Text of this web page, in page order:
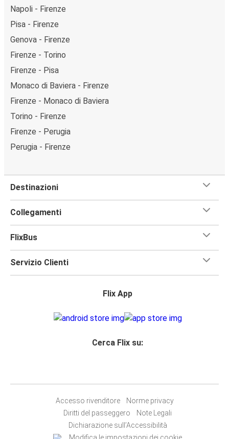
Napoli - Firenze
Pisa - Firenze
Genova - Firenze
Firenze - Torino
Firenze - Pisa
Monaco di Baviera - Firenze
Firenze - Monaco di Baviera
Torino - Firenze
Firenze - Perugia
Perugia - Firenze
Destinazioni
Collegamenti
FlixBus
Servizio Clienti
Flix App
Cerca Flix su:
Accesso rivenditore
Norme privacy
Diritti del passeggero
Note Legali
Dichiarazione sull’Accessibilità
Modifica le impostazioni dei cookie